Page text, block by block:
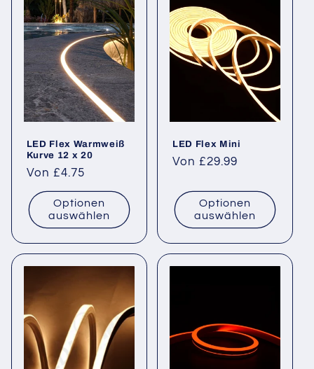
LED Flex Warmweiß
Kurve 12 x 20
Normaler
Preis
Von £4.75
Optionen
auswählen
LED Flex Mini
Normaler
Von £29.99
Optionen
auswählen